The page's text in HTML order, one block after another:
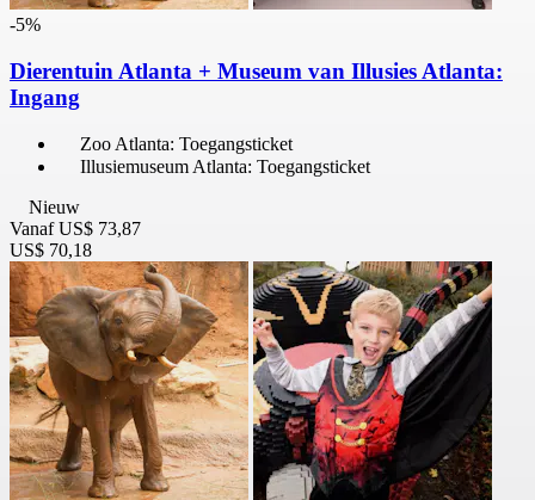
-5%
Dierentuin Atlanta + Museum van Illusies Atlanta:
Ingang
Zoo Atlanta: Toegangsticket
Illusiemuseum Atlanta: Toegangsticket
Nieuw
Vanaf US$ 73,87
US$ 70,18